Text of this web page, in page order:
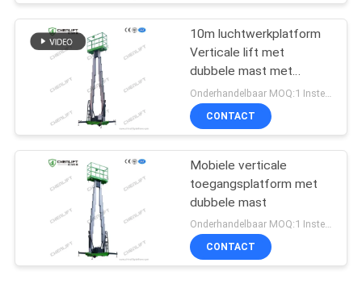
10m luchtwerkplatform
Verticale lift met
dubbele mast met
verlengplatform
CONTACT
Mobiele verticale
toegangsplatform met
dubbele mast
Onderhandelbaar MOQ:1 Instellen
CONTACT